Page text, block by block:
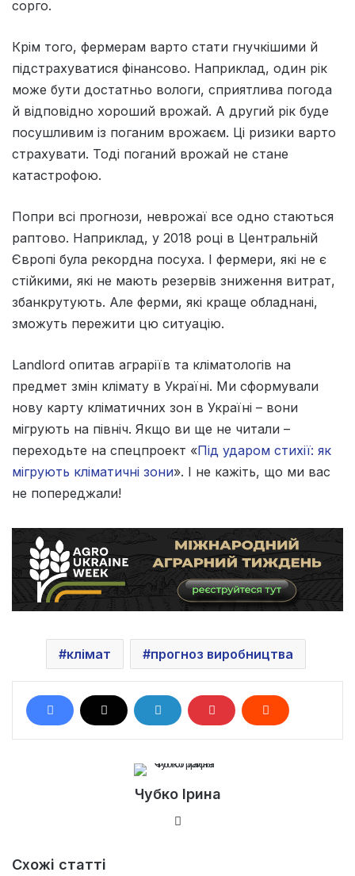
сорго.
Крім того, фермерам варто стати гнучкішими й
підстрахуватися фінансово. Наприклад, один рік
може бути достатньо вологи, сприятлива погода
й відповідно хороший врожай. А другий рік буде
посушливим із поганим врожаєм. Ці ризики варто
страхувати. Тоді поганий врожай не стане
катастрофою.
Попри всі прогнози, неврожаї все одно стаються
раптово. Наприклад, у 2018 році в Центральній
Європі була рекордна посуха. І фермери, які не є
стійкими, які не мають резервів зниження витрат,
збанкрутують. Але ферми, які краще обладнані,
зможуть пережити цю ситуацію.
Landlord опитав аграріїв та кліматологів на
предмет змін клімату в Україні. Ми сформували
нову карту кліматичних зон в Україні – вони
мігрують на північ. Якщо ви ще не читали –
переходьте на спецпроект «Під ударом стихії: як
мігрують кліматичні зони». І не кажіть, що ми вас
не попереджали!
клімат прогноз виробництва
Чубко Ірина
Схожі статті